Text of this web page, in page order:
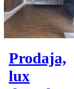
Prodaja,
lux